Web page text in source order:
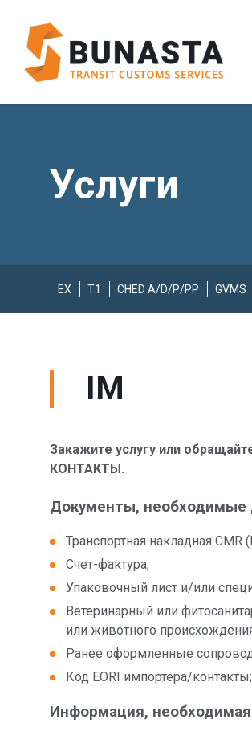
Услуги
EX T1 CHED A/D/P/PP GVMS
IM
Закажите услугу или
КОНТАКТЫ.
Документы, необходимые
Транспортная накладная
Счет-фактура;
Упаковочный лист и/или
Ветеринарный или
или животного
Ранее оформленные
Код EORI импортера/
Информация,